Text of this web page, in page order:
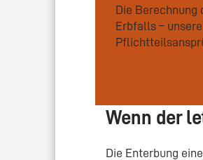
Die
Erbfalls –
Wenn der
Die Enterbung